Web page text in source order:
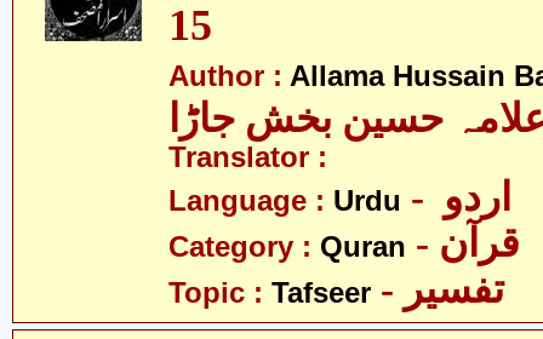
15
Author : Allama Hussain
حسین بخش جاڑا
Translator :
Language : Urdu
Category : Quran - قرآن
Topic : Tafseer - تفسیر